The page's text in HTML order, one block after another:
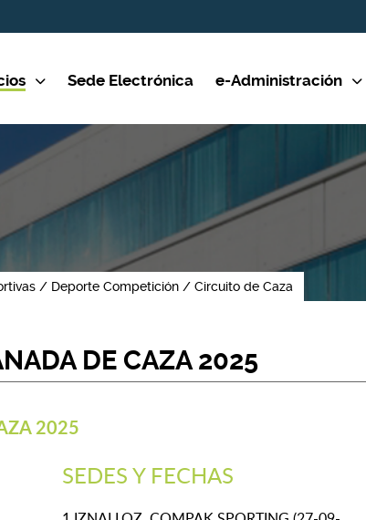
Sede Electrónica e-Administración
Deporte Competición Circuito de Caza
DE CAZA 2025
2025
SEDES Y FECHAS